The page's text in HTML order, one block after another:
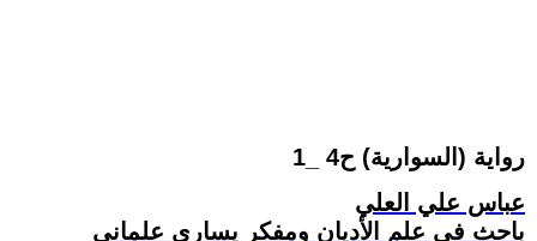
رواية (السوارية) ح4 _1
عباس علي العلي
باحث في علم الأديان ومفكر يساري علماني